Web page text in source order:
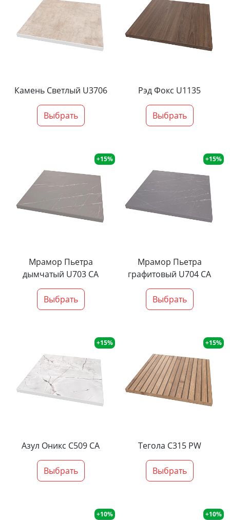
Камень Светлый U3706
Выбрать
Рэд Фокс U1135
Выбрать
+15%
Мрамор Пьетра
дымчатый U703 CA
Выбрать
+15%
Мрамор Пьетра
графитовый U704 CA
Выбрать
+15%
Азул Оникс С509 СА
Выбрать
+15%
Тегола С315 PW
Выбрать
+10% +10%